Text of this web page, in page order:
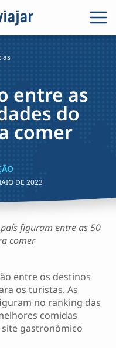
entre as
do
comer
DE 2023
figuram entre as 50
comer
entre os destinos
os turistas. As
no ranking das
comidas
gastronômico